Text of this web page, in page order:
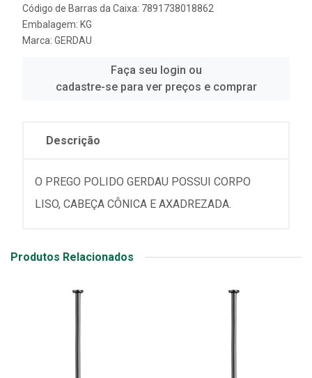
Código de Barras da Caixa: 7891738018862
Embalagem: KG
Marca: GERDAU
Faça seu login ou
cadastre-se para ver preços e comprar
Descrição
O PREGO POLIDO GERDAU POSSUI CORPO
LISO, CABEÇA CÔNICA E AXADREZADA.
Produtos Relacionados